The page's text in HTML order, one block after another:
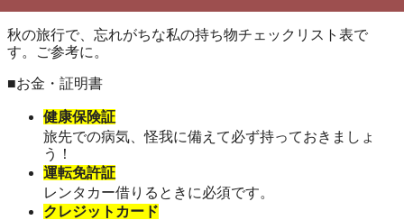
秋の旅行で、忘れがちな私の持ち物チェックリスト表で
す。ご参考に。
■お金・証明書
健康保険証
旅先での病気、怪我に備えて必ず持っておきましょ
う！
運転免許証
レンタカー借りるときに必須です。
クレジットカード